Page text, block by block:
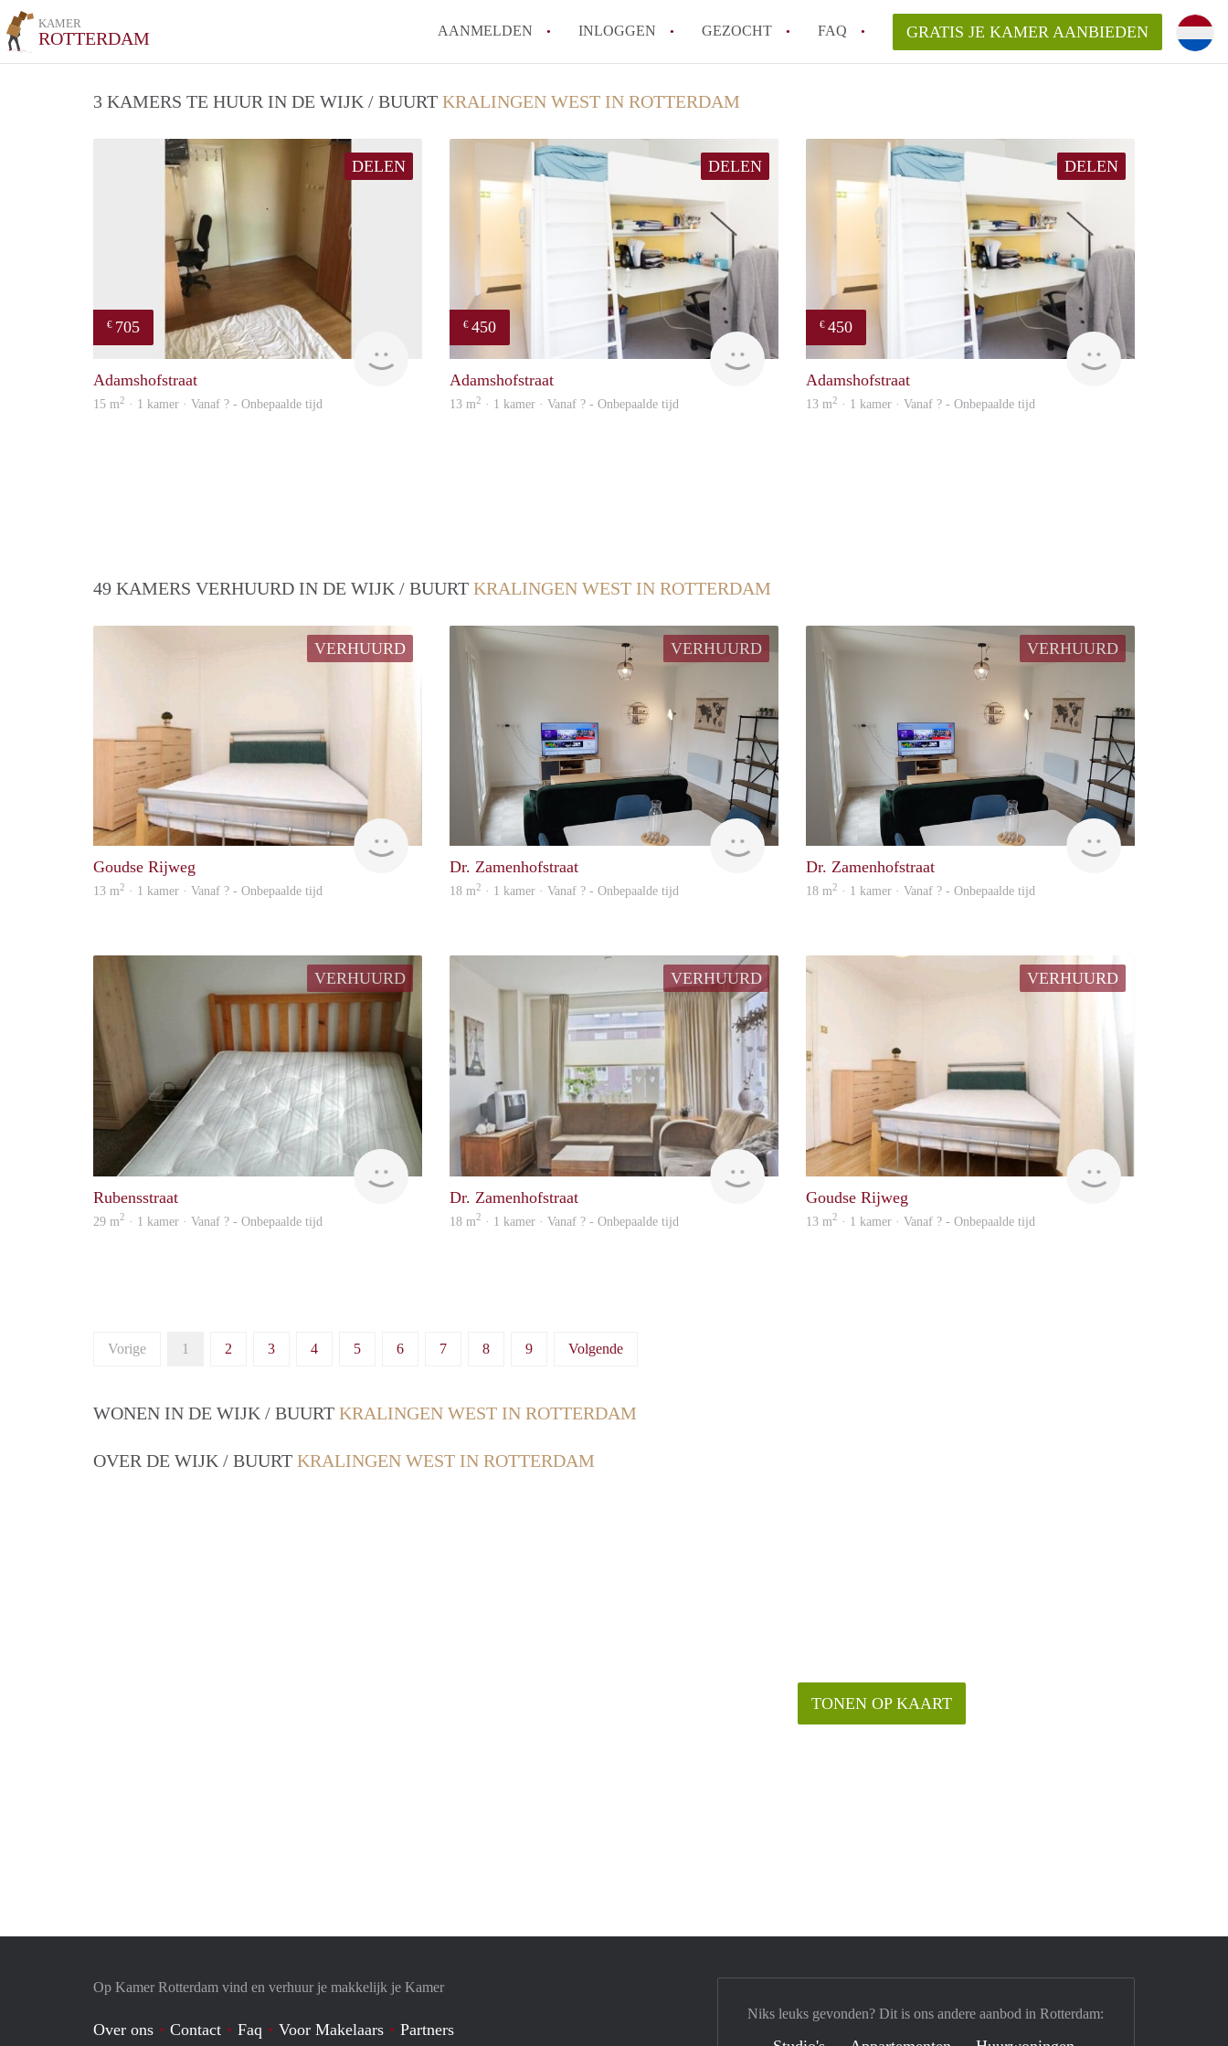
KAMER
ROTTERDAM AANMELDEN INLOGGEN GEZOCHT FAQ
Moet ik mij inschrijven bij de gemeente als ik een kamer huur in
Hoe groot is de kans dat ik snel een kamer vind?
Wat kost een studentenkamer gemiddeld in Rotterdam?
In welke wijken van Rotterdam kan ik het beste wonen als student?
Hoe vind ik een kamer in Rotterdam?
Alle veelgestelde vragen
GRATIS JE KAMER AANBIEDEN
3 KAMERS TE HUUR IN DE WIJK / BUURT KRALINGEN WEST IN ROTTERDAM
DELEN
€ 705
Adamshofstraat
15 m2 · 1 kamer · Vanaf ? - Onbepaalde tijd
DELEN
€ 450
rent
Adamshofstraat
13 m2 · 1 kamer · Vanaf ? - Onbepaalde tijd
DELEN
€ 450
finder
Adamshofstraat
13 m2 · 1 kamer · Vanaf ? - Onbepaalde tijd
49 KAMERS VERHUURD IN DE WIJK / BUURT KRALINGEN WEST IN ROTTERDAM
VERHUURD
Goudse Rijweg
13 m2 · 1 kamer · Vanaf ? - Onbepaalde tijd
VERHUURD
finder
Dr. Zamenhofstraat
18 m2 · 1 kamer · Vanaf ? - Onbepaalde tijd
VERHUURD
finder
Dr. Zamenhofstraat
18 m2 · 1 kamer · Vanaf ? - Onbepaalde tijd
VERHUURD
Rubensstraat
29 m2 · 1 kamer · Vanaf ? - Onbepaalde tijd
VERHUURD
Woning
Dr. Zamenhofstraat
18 m2 · 1 kamer · Vanaf ? - Onbepaalde tijd
VERHUURD
Goudse Rijweg
13 m2 · 1 kamer · Vanaf ? - Onbepaalde tijd
Vorige 1 2 3 4 5 6 7 8 9 Volgende
WONEN IN DE WIJK / BUURT KRALINGEN WEST IN ROTTERDAM
OVER DE WIJK / BUURT KRALINGEN WEST IN ROTTERDAM
TONEN OP KAART
Op Kamer Rotterdam vind en verhuur je makkelijk je Kamer
Over ons Contact Faq Voor Makelaars Partners
Niks leuks gevonden? Dit is ons andere aanbod in Rotterdam: